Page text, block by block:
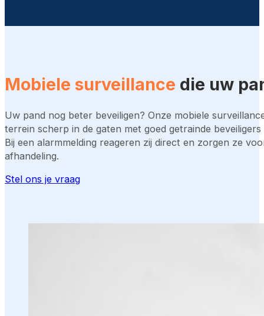
Mobiele surveillance die uw
Uw pand nog beter beveiligen? Onze mobiele
terrein scherp in de gaten met goed getrainde
Bij een alarmmelding reageren zij direct en zorgen ze
afhandeling.
Stel ons je vraag